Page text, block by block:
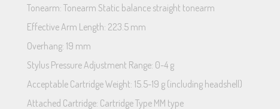
Tonearm: Tonearm Static balance straight tonearm
Effective Arm Length: 223.5 mm
Overhang: 19 mm
Stylus Pressure Adjustment Range: 0-4 g
Acceptable Cartridge Weight: 15.5-19 g (including headshell)
Attached Cartridge: Cartridge Type MM type